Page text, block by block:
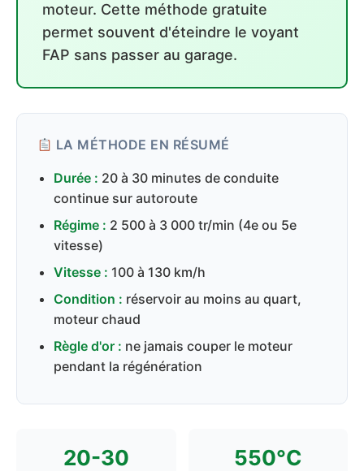
moteur. Cette méthode gratuite
permet souvent d'éteindre le voyant
FAP sans passer au garage.
LA MÉTHODE EN RÉSUMÉ
Durée : 20 à 30 minutes de conduite
continue sur autoroute
Régime : 2 500 à 3 000 tr/min (4e ou 5e
vitesse)
Vitesse : 100 à 130 km/h
Condition : réservoir au moins au quart,
moteur chaud
Règle d'or : ne jamais couper le moteur
pendant la régénération
20-30 550°C